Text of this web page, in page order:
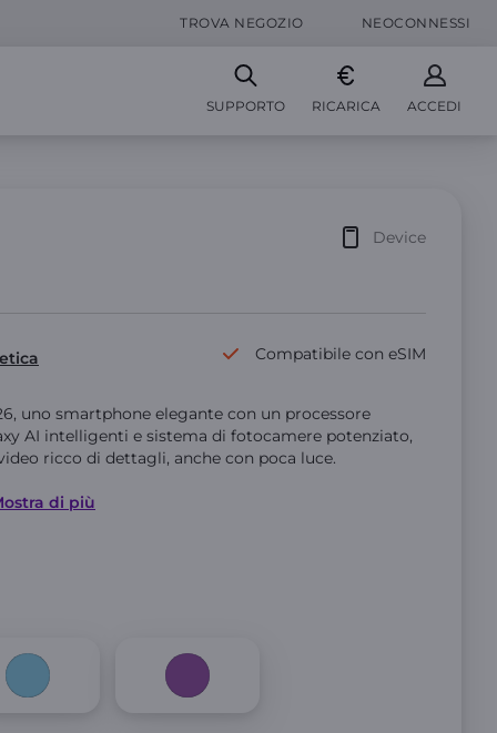
TROVA NEGOZIO NEOCONNESSI
SUPPORTO RICARICA ACCEDI
Device
Compatibile con eSIM
uno smartphone elegante con un processore
AI intelligenti e sistema di fotocamere potenziato,
ricco di dettagli, anche con poca luce.
di più